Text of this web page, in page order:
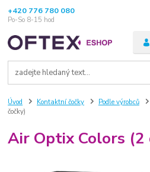
+420 776 780 080
Po-So 8-15 hod
Úvod Kontaktní čočky Podle výrobců
čočky)
Air Optix Colors (2